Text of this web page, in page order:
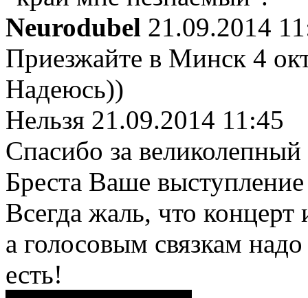
Neurodubel 21.09.2014
Приезжайте в Минск 4
Надеюсь))
Нельзя 21.09.2014 11:45
Спасибо за
Бреста Ваше
Всегда жаль, что
а голосовым связкам
есть!